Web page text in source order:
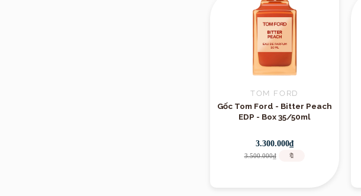
TOM FORD
Gốc Tom Ford - Bitter Peach
EDP - Box 35/50ml
3.300.000₫
3.500.000₫ 🔖